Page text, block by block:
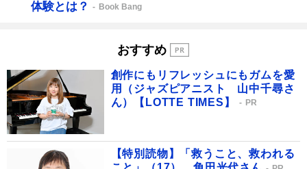
体験とは？
Book Bang
おすすめ
創作にもリフレッシュにもガムを愛
用（ジャズピアニスト 山中千尋さ
ん）【LOTTE TIMES】
PR
【特別読物】「救うこと、救われる